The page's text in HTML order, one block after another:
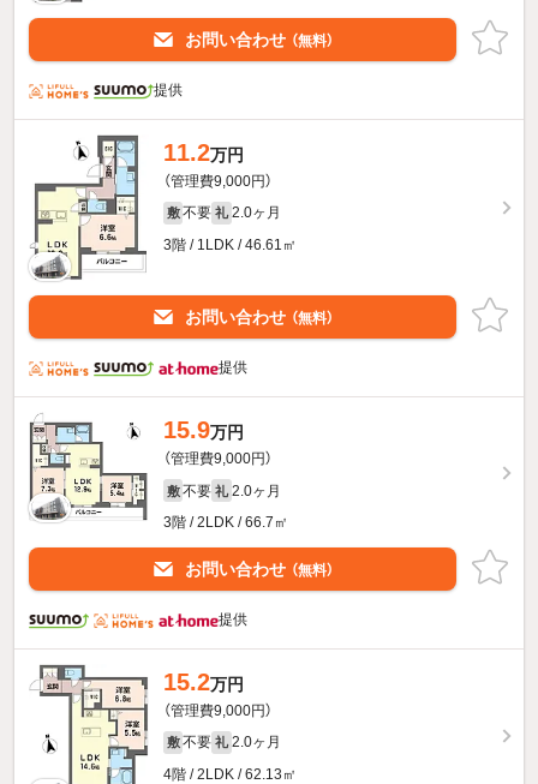
お問い合わせ （無料）
提供
11.2万円
（管理費9,000円）
敷 不要 礼 2.0ヶ月
3階 / 1LDK / 46.61㎡
お問い合わせ （無料）
提供
15.9万円
（管理費9,000円）
敷 不要 礼 2.0ヶ月
3階 / 2LDK / 66.7㎡
お問い合わせ （無料）
提供
15.2万円
（管理費9,000円）
敷 不要 礼 2.0ヶ月
4階 / 2LDK / 62.13㎡